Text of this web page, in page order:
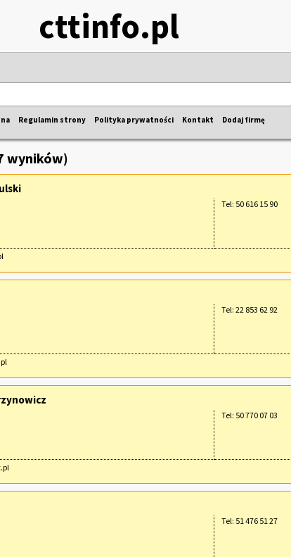
cttinfo.pl
Regulamin strony Polityka prywatności Kontakt Dodaj firmę
wyników)
Tel: 50 616 15 90
Tel: 22 853 62 92
Tel: 50 770 07 03
Tel: 51 476 51 27